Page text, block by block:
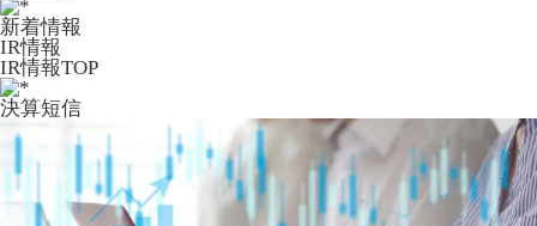
新着情報
IR情報
IR情報TOP
決算短信